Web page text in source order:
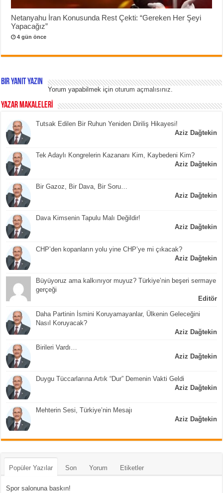
Netanyahu İran Konusunda Rest Çekti: “Gereken Her Şeyi
Yapacağız”
4 gün önce
Bir yanıt yazın
Yorum yapabilmek içinoturum açmalısınız
YAZAR MAKALELERİ
Tutsak Edilen Bir Ruhun Yeniden Diriliş Hikayesi!
Aziz Dağtekin
Tek Adaylı Kongrelerin Kazananı Kim, Kaybedeni Kim?
Aziz Dağtekin
Bir Gazoz, Bir Dava, Bir Soru…
Aziz Dağtekin
Dava Kimsenin Tapulu Malı Değildir!
Aziz Dağtekin
CHP’den kopanların yolu yine CHP’ye mi çıkacak?
Aziz Dağtekin
Büyüyoruz ama kalkınıyor muyuz? Türkiye’nin beşeri sermaye
gerçeği
Editör
Daha Partinin İsmini Koruyamayanlar, Ülkenin Geleceğini
Nasıl Koruyacak?
Aziz Dağtekin
Birileri Vardı…
Aziz Dağtekin
Duygu Tüccarlarına Artık “Dur” Demenin Vakti Geldi
Aziz Dağtekin
Mehterin Sesi, Türkiye’nin Mesajı
Aziz Dağtekin
Popüler Yazılar Son Yorum Etiketler
Spor salonuna baskın!